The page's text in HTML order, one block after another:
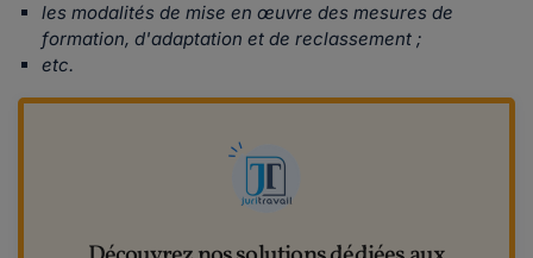
les modalités de mise en œuvre des mesures de
formation, d'adaptation et de reclassement ;
etc.